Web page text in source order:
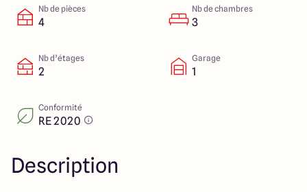
Nb de pièces
4
Nb de chambres
3
Nb d’étages
2
Garage
1
Conformité
RE 2020
Description